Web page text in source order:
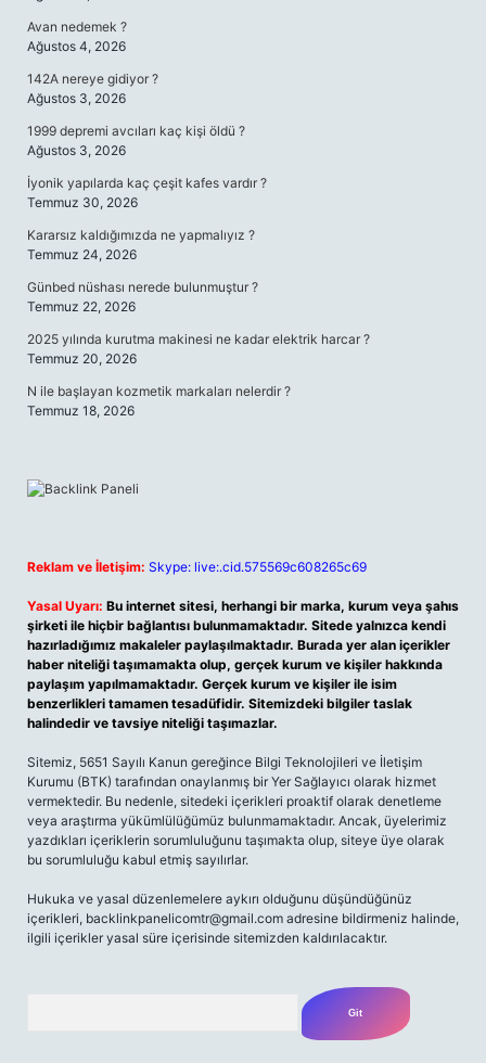
Avan nedemek ?
Ağustos 4, 2026
142A nereye gidiyor ?
Ağustos 3, 2026
1999 depremi avcıları kaç kişi öldü ?
Ağustos 3, 2026
İyonik yapılarda kaç çeşit kafes vardır ?
Temmuz 30, 2026
Kararsız kaldığımızda ne yapmalıyız ?
Temmuz 24, 2026
Günbed nüshası nerede bulunmuştur ?
Temmuz 22, 2026
2025 yılında kurutma makinesi ne kadar elektrik harcar ?
Temmuz 20, 2026
N ile başlayan kozmetik markaları nelerdir ?
Temmuz 18, 2026
Reklam ve İletişim: Skype: live:.cid.575569c608265c69
Yasal Uyarı: Bu internet sitesi, herhangi bir marka, kurum veya şahıs
şirketi ile hiçbir bağlantısı bulunmamaktadır. Sitede yalnızca kendi
hazırladığımız makaleler paylaşılmaktadır. Burada yer alan içerikler
haber niteliği taşımamakta olup, gerçek kurum ve kişiler hakkında
paylaşım yapılmamaktadır. Gerçek kurum ve kişiler ile isim
benzerlikleri tamamen tesadüfidir. Sitemizdeki bilgiler taslak
halindedir ve tavsiye niteliği taşımazlar.
Sitemiz, 5651 Sayılı Kanun gereğince Bilgi Teknolojileri ve İletişim
Kurumu (BTK) tarafından onaylanmış bir Yer Sağlayıcı olarak hizmet
vermektedir. Bu nedenle, sitedeki içerikleri proaktif olarak denetleme
veya araştırma yükümlülüğümüz bulunmamaktadır. Ancak, üyelerimiz
yazdıkları içeriklerin sorumluluğunu taşımakta olup, siteye üye olarak
bu sorumluluğu kabul etmiş sayılırlar.
Hukuka ve yasal düzenlemelere aykırı olduğunu düşündüğünüz
içerikleri, backlinkpanelicomtr@gmail.com adresine bildirmeniz halinde,
ilgili içerikler yasal süre içerisinde sitemizden kaldırılacaktır.